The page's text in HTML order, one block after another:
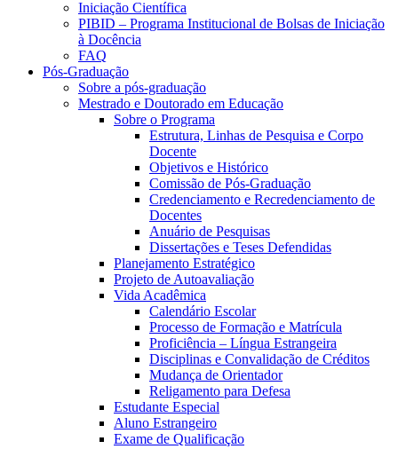
Iniciação Científica
PIBID – Programa Institucional de Bolsas de Iniciação
à Docência
FAQ
Pós-Graduação
Sobre a pós-graduação
Mestrado e Doutorado em Educação
Sobre o Programa
Estrutura, Linhas de Pesquisa e Corpo
Docente
Objetivos e Histórico
Comissão de Pós-Graduação
Credenciamento e Recredenciamento de
Docentes
Anuário de Pesquisas
Dissertações e Teses Defendidas
Planejamento Estratégico
Projeto de Autoavaliação
Vida Acadêmica
Calendário Escolar
Processo de Formação e Matrícula
Proficiência – Língua Estrangeira
Disciplinas e Convalidação de Créditos
Mudança de Orientador
Religamento para Defesa
Estudante Especial
Aluno Estrangeiro
Exame de Qualificação